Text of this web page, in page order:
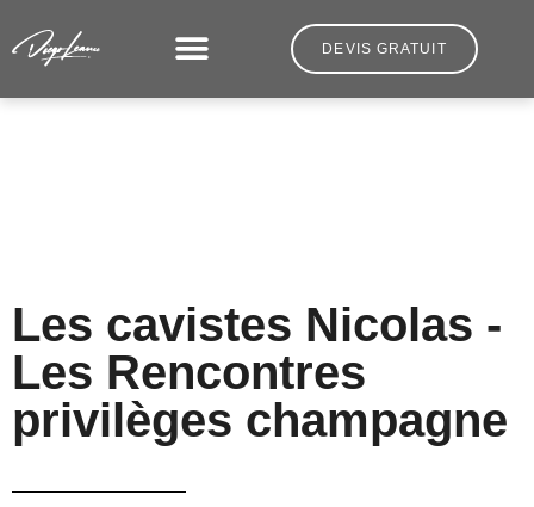
DEVIS GRATUIT
Les cavistes Nicolas -
Les Rencontres
privilèges champagne